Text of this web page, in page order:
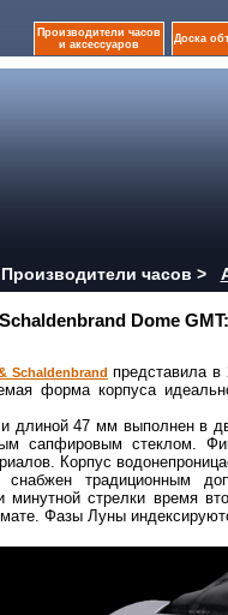
Производители часов
и аксессуаров
Доска
Производители часов >
Dome
Schaldenbrand представила в
форма корпуса
длиной 47 мм выполнен в
сапфировым стеклом.
Корпус
снабжен традиционным
минутной стрелки время
Фазы Луны